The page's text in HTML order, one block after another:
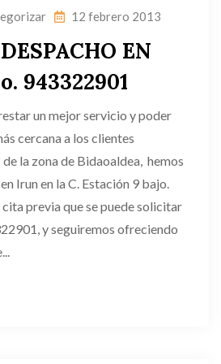
12 febrero 2013
EN
943322901
un mejor servicio y poder
cercana a los clientes
la zona de Bidaoaldea, hemos
Irun en la C. Estación 9 bajo.
previa que se puede solicitar
y seguiremos ofreciendo